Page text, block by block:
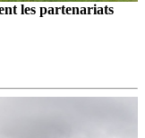
les partenariats